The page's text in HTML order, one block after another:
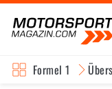
Formel 1